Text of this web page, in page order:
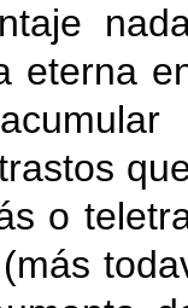
eterna
o